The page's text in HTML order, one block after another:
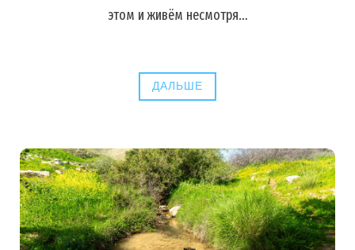
этом и живём несмотря…
ДАЛЬШЕ